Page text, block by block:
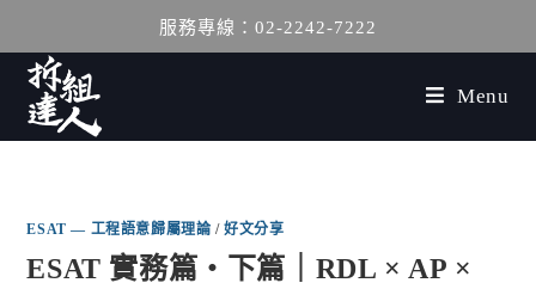
服務專線：02-2242-7222
Menu
ESAT — 工程語意歸屬理論 /好文分享
ESAT 實務篇・下篇｜RDL × AP ×